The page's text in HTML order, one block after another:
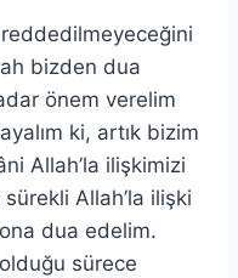
reddedilmeyeceğini
bizden dua
önem verelim
ki, artık bizim
Allah’la ilişkimizi
Allah’la ilişki
dua edelim.
sürece